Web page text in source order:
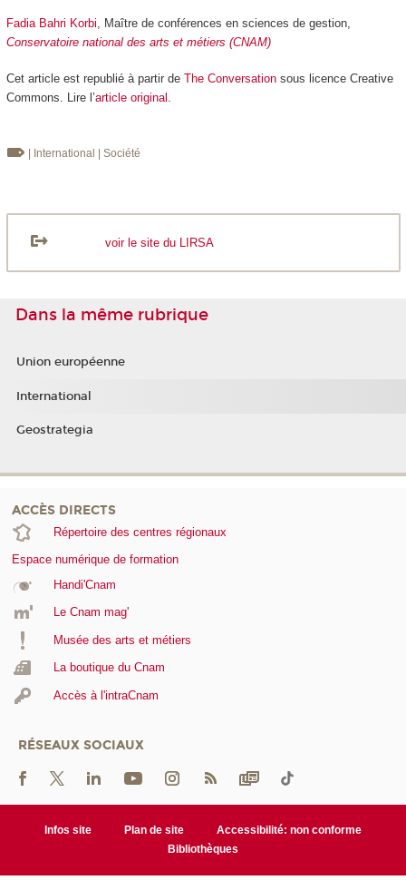
Fadia Bahri Korbi , Maître de conférences en sciences de gestion,
Conservatoire national des arts et métiers (CNAM)
Cet article est republié à partir de The Conversationsous licence Creative
Commons. Lire l’article original .
| International | Société
voir le site du LIRSA
Dans la même rubrique
Union européenne
International
Geostrategia
ACCÈS DIRECTS
Répertoire des centres régionaux
Espace numérique de formation
Handi'Cnam
Le Cnam mag'
Musée des arts et métiers
La boutique du Cnam
Accès à l'intraCnam
RÉSEAUX SOCIAUX
Infos site Plan de site
Accessibilité: non conforme
Bibliothèques